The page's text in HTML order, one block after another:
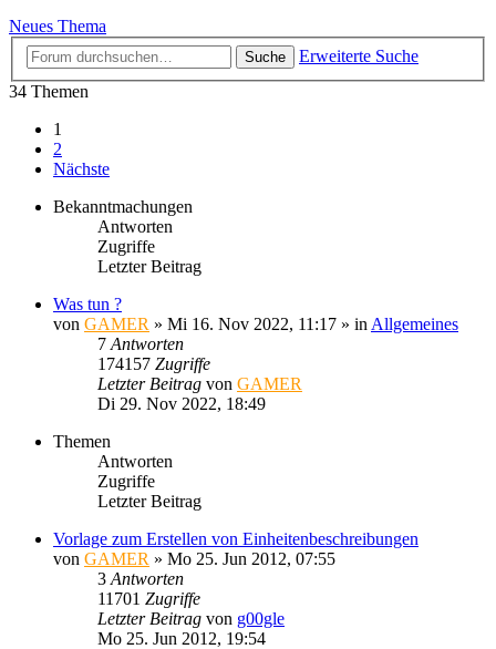
Neues Thema
Suche
Erweiterte Suche
34 Themen
1
2
Nächste
Bekanntmachungen
Antworten
Zugriffe
Letzter Beitrag
Was tun ?
von GAMER » Mi 16. Nov 2022, 11:17 » in Allgemeines
7 Antworten
174157 Zugriffe
Letzter Beitrag von GAMER
Di 29. Nov 2022, 18:49
Themen
Antworten
Zugriffe
Letzter Beitrag
Vorlage zum Erstellen von Einheitenbeschreibungen
von GAMER » Mo 25. Jun 2012, 07:55
3 Antworten
11701 Zugriffe
Letzter Beitrag von g00gle
Mo 25. Jun 2012, 19:54